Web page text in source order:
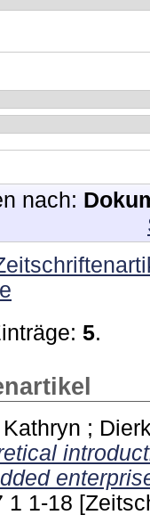
nach:
5.
;
1 1-18